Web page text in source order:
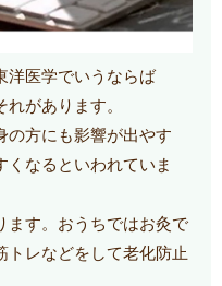
洋医学でいうならば
があります。
の方にも影響が出やす
くなるといわれていま
ます。おうちではお灸で
トレなどをして老化防止